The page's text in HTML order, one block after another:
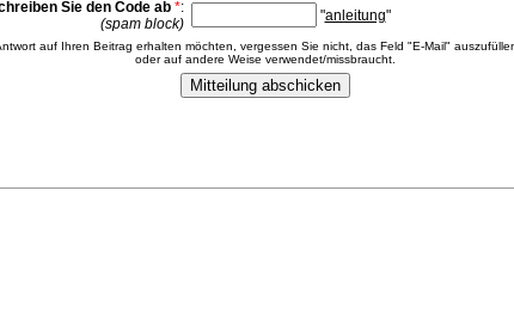
Sie den Code ab *:
(spam block)
"anleitung"
auf Ihren Beitrag erhalten möchten, vergessen Sie nicht, das Feld "E-Mail"
oder auf andere Weise verwendet/missbraucht.